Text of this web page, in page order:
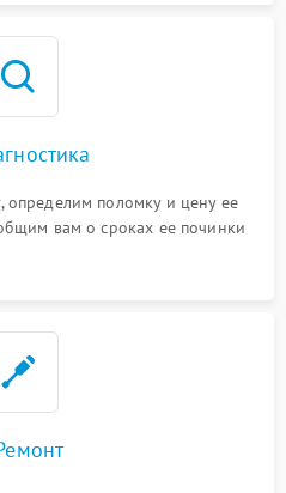
определим поломку и цену ее
вам о сроках ее починки